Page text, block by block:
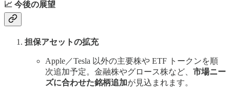
📈 今後の展望
担保アセットの拡充
Apple／Tesla 以外の主要株や ETF トークンを順
次追加予定。金融株やグロース株など、 市場ニー
ズに合わせた銘柄追加が見込まれます。